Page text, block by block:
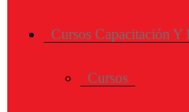
Cursos Capacitación Y
Cursos